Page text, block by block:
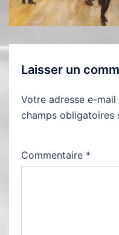
Laisser un
Votre adresse e-
champs obligatoires
Commentaire *